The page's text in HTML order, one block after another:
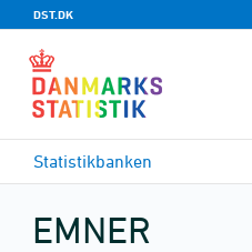
DST.DK
Statistikbanken
EMNER